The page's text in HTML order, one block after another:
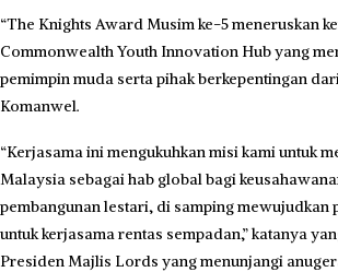
“The Knights Award Musim ke-5 meneruskan
Commonwealth Youth Innovation Hub yang
pemimpin muda serta pihak berkepentingan
Komanwel.
“Kerjasama ini mengukuhkan misi kami untuk
Malaysia sebagai hab global bagi
pembangunan lestari, di samping mewujudkan
untuk kerjasama rentas sempadan,” katanya
Presiden Majlis Lords yang menunjangi